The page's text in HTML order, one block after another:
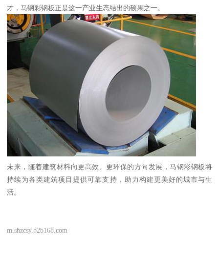
才，马钢彩钢板正是这一产业生态结出的硕果之一。
未来，随着建筑材料向更高效、更环保的方向发展，马钢彩钢板将
持续为各类建筑项目提供可靠支持，助力构建更美好的城市与生
活。
m.shzcsy.b2b168.com